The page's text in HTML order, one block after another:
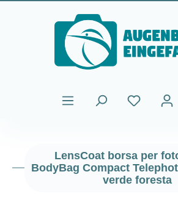
Passa al contenuto principale
LensCoat borsa per
BodyBag Compact
verde foresta